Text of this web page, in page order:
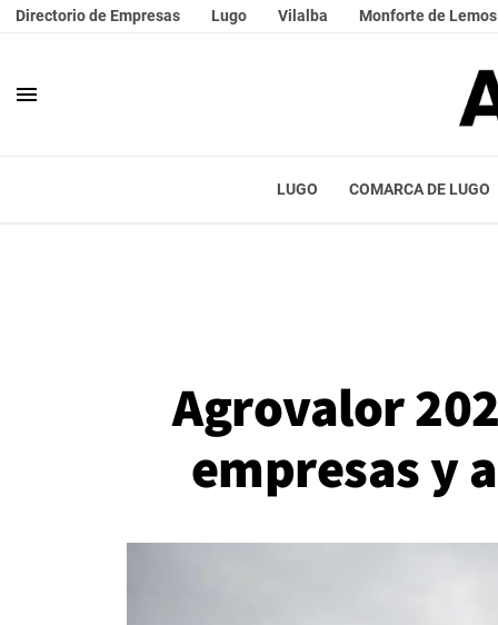
Directorio de Empresas Lugo Vilalba Monforte de Lemos
menu
LUGO COMARCA DE LUGO
Agrovalor
empresas y